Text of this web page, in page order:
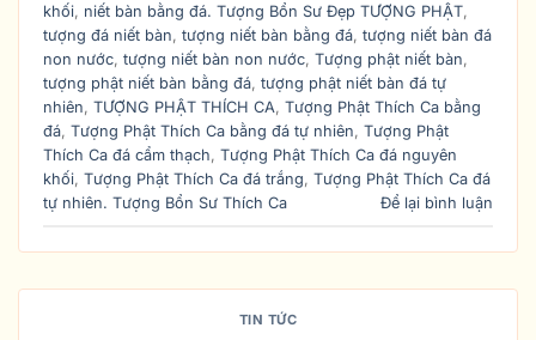
khối, niết bàn bằng đá. Tượng Bổn Sư Đẹp TƯỢNG PHẬT,
tượng đá niết bàn, tượng niết bàn bằng đá, tượng niết bàn đá
non nước, tượng niết bàn non nước, Tượng phật niết bàn,
tượng phật niết bàn bằng đá, tượng phật niết bàn đá tự
nhiên, TƯỢNG PHẬT THÍCH CA, Tượng Phật Thích Ca bằng
đá, Tượng Phật Thích Ca bằng đá tự nhiên, Tượng Phật
Thích Ca đá cẩm thạch, Tượng Phật Thích Ca đá nguyên
khối, Tượng Phật Thích Ca đá trắng, Tượng Phật Thích Ca đá
tự nhiên. Tượng Bổn Sư Thích Ca
Để lại bình luận
TIN TỨC